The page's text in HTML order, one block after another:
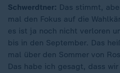
Schwerdtner: Das stimmt,
mal den Fokus auf die
es ist ja noch nicht verloren
bis in den September. Das
mal über den Sommer von
Das habe ich gesagt, dass